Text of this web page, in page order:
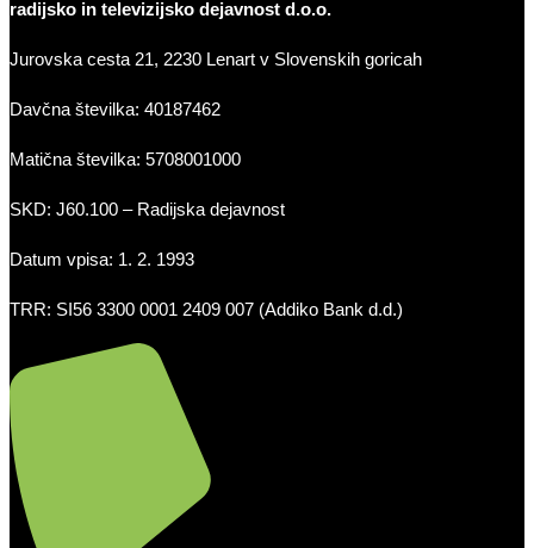
radijsko in televizijsko dejavnost d.o.o.
Jurovska cesta 21, 2230 Lenart v Slovenskih goricah
Davčna številka: 40187462
Matična številka: 5708001000
SKD: J60.100 – Radijska dejavnost
Datum vpisa: 1. 2. 1993
TRR: SI56 3300 0001 2409 007 (Addiko Bank d.d.)